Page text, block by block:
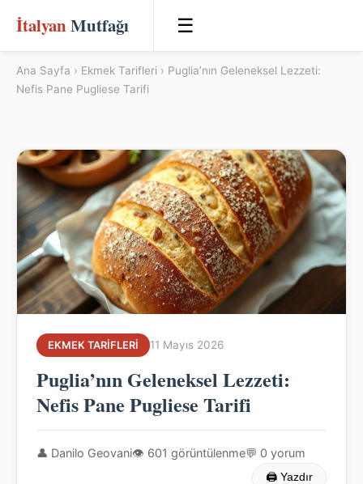
İtalyan Mutfağı ☰
Ana Sayfa › Ekmek Tarifleri › Puglia’nın Geleneksel Lezzeti:
Nefis Pane Pugliese Tarifi
EKMEK TARIFLERI 11 Mayıs 2026
Puglia’nın Geleneksel Lezzeti:
Nefis Pane Pugliese Tarifi
👤 Danilo Geovani👁 601 görüntülenme💬 0 yorum
🖨 Yazdır